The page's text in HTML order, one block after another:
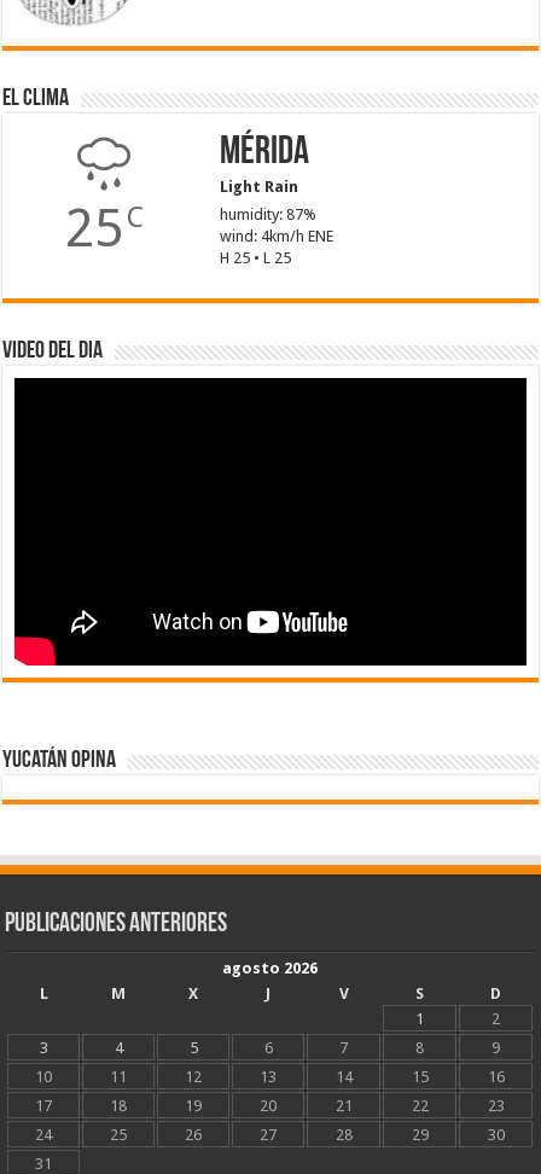
El Clima
25 C
Mérida
Light Rain
humidity: 87%
wind: 4km/h ENE
H 25 • L 25
Video del dia
Yucatán Opina
Publicaciones Anteriores
agosto 2026
L
M X J V S
D
1
2
3
4 5 6 7 8
9
10
11 12 13 14 15
16
17
18 19 20 21 22
23
24
25 26 27 28 29
30
31